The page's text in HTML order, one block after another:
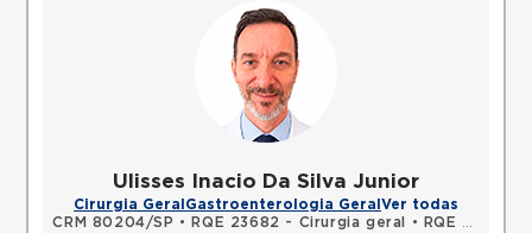
Ulisses Inacio Da Silva Junior
Cirurgia Geral Gastroenterologia Geral Ver todas
CRM 80204/SP • RQE 23682 - Cirurgia geral •
RQE 23683 - Cirurgia do aparelho digestivo